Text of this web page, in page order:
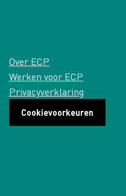
Over ECP
Werken voor ECP
Privacyverklaring
Cookievoorkeuren